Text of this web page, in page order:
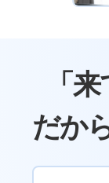
「
だから